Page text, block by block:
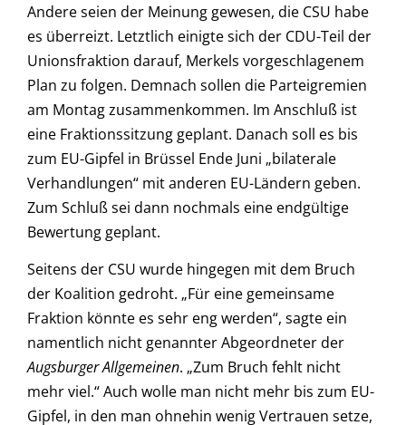
Andere seien der Meinung gewesen, die CSU habe
es überreizt. Letztlich einigte sich der CDU-Teil der
Unionsfraktion darauf, Merkels vorgeschlagenem
Plan zu folgen. Demnach sollen die Parteigremien
am Montag zusammenkommen. Im Anschluß ist
eine Fraktionssitzung geplant. Danach soll es bis
zum EU-Gipfel in Brüssel Ende Juni „bilaterale
Verhandlungen“ mit anderen EU-Ländern geben.
Zum Schluß sei dann nochmals eine endgültige
Bewertung geplant.
Seitens der CSU wurde hingegen mit dem Bruch
der Koalition gedroht. „Für eine gemeinsame
Fraktion könnte es sehr eng werden“, sagte ein
namentlich nicht genannter Abgeordneter der
Augsburger Allgemeinen. „Zum Bruch fehlt nicht
mehr viel.“ Auch wolle man nicht mehr bis zum EU-
Gipfel, in den man ohnehin wenig Vertrauen setze,